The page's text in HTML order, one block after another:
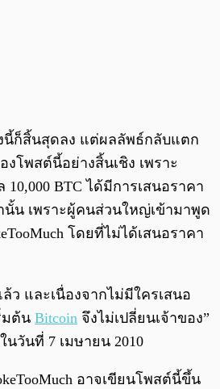
นี้ก็สิ้นสุดลง แต่ผลลัพธ์กลับแตก
งโพสต์นี้อย่างสิ้นเชิง เพราะ
BTC ได้มีการเสนอราคา
นั้น เพราะผู้คนส่วนใหญ่เข้ามาพูด
โดยที่ไม่ได้เสนอราคา
ว และเนื่องจากไม่มีใครเสนอ
มต้น Bitcoin จึงไม่เปลี่ยนเจ้าของ”
นวันที่ 7 เมษายน 2010
อาจเขียนโพสต์นี้ขึ้น